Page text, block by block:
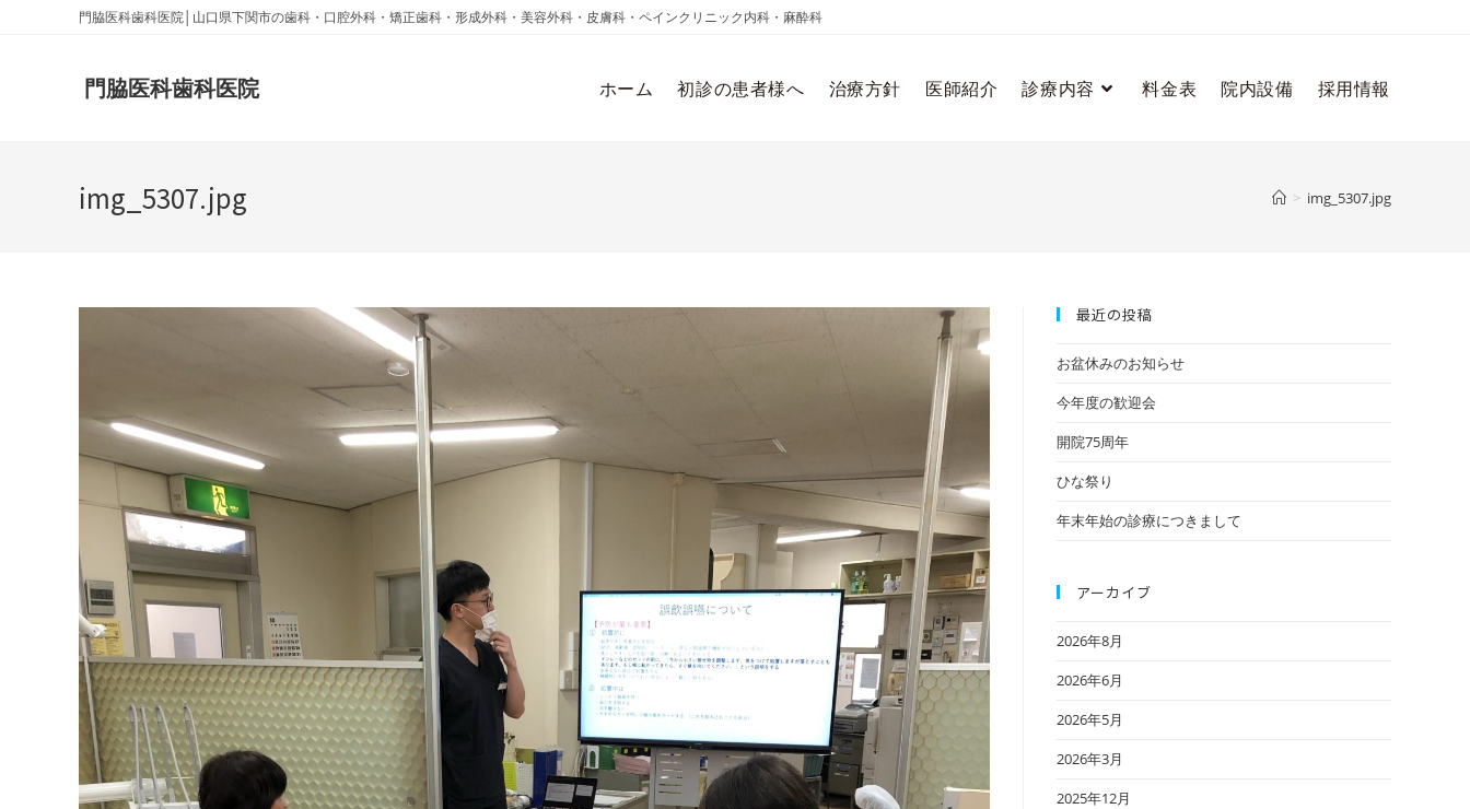
門脇医科歯科医院│山口県下関市の歯科・口腔外科・矯正歯科・形成外科・美容外科・皮膚科・ペインクリニック内科・麻酔科
門脇医科歯科医院 ホーム 初診の患者様へ 治療方針 医師紹介 診療内容 料金表 院内設備 採用情報
img_5307.jpg > img_5307.jpg
最近の投稿
お盆休みのお知らせ
今年度の歓迎会
開院75周年
ひな祭り
年末年始の診療につきまして
アーカイブ
2026年8月
2026年6月
2026年5月
2026年3月
2025年12月